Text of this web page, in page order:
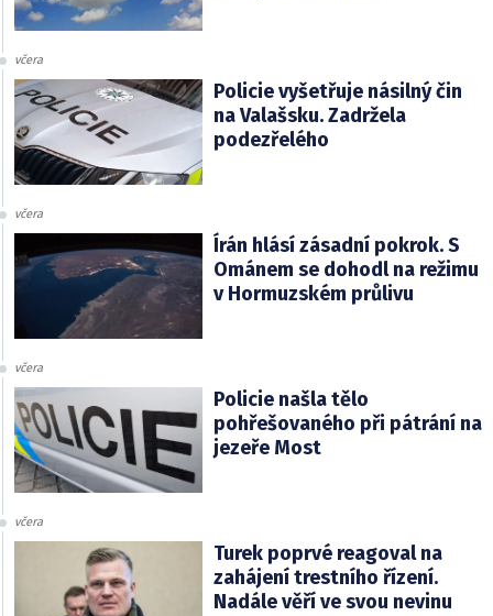
včera
Policie vyšetřuje násilný čin
na Valašsku. Zadržela
podezřelého
včera
Írán hlásí zásadní pokrok. S
Ománem se dohodl na režimu
v Hormuzském průlivu
včera
Policie našla tělo
pohřešovaného při pátrání na
jezeře Most
včera
Turek poprvé reagoval na
zahájení trestního řízení.
Nadále věří ve svou nevinu